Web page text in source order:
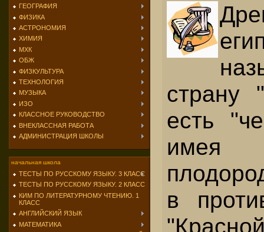
ГЕОГРАФИЯ
ФИЗИКА
АСТРОНОМИЯ
ХИМИЯ
МХК
ОБЖ
ФИЗКУЛЬТУРА
ТЕХНОЛОГИЯ
МУЗЫКА
ИЗО
КЛАССНОЕ РУКОВОДСТВО
ВНЕКЛАССНАЯ РАБОТА
АДМИНИСТРАЦИЯ ШКОЛЫ
начальная школа
ТЕСТЫ ПО РУССКОМУ ЯЗЫКУ. 3 КЛАСС
ТЕСТЫ ПО РУССКОМУ ЯЗЫКУ. 2 КЛАСС
КИМ ПО ЛИТЕРАТУРНОМУ ЧТЕНИЮ. 1
КЛАСС
АНГЛИЙСКИЙ ЯЗЫК
МАТЕМАТИКА
страну
есть
в